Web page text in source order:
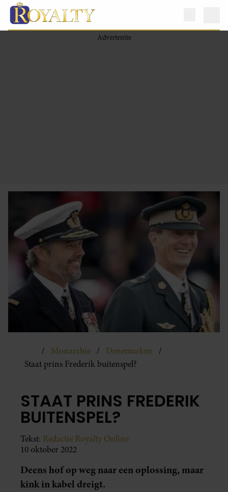
Monarchie
Denemarken
Staat prins Frederik buitenspel?
STAAT PRINS FREDERIK
BUITENSPEL?
Tekst: Redactie Royalty Online
10 oktober 2022
Deens hof op weg naar een oplossing, maar
kink in kabel dreigt.